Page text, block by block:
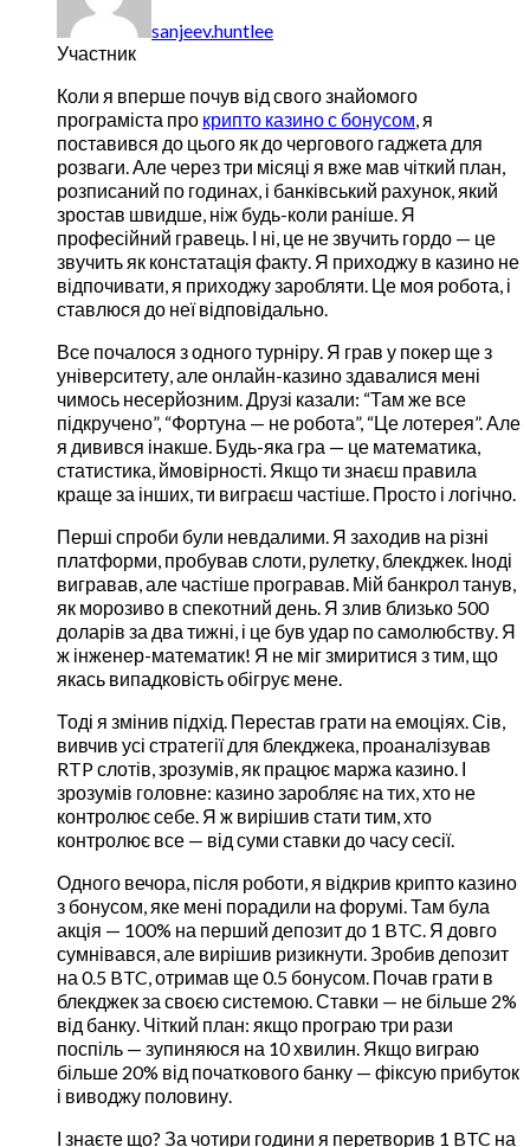
sanjeev.huntlee
Участник
Коли я вперше почув від свого знайомого
програміста про крипто казино с бонусом, я
поставився до цього як до чергового гаджета для
розваги. Але через три місяці я вже мав чіткий план,
розписаний по годинах, і банківський рахунок, який
зростав швидше, ніж будь-коли раніше. Я
професійний гравець. І ні, це не звучить гордо — це
звучить як констатація факту. Я приходжу в казино не
відпочивати, я приходжу заробляти. Це моя робота, і
ставлюся до неї відповідально.
Все почалося з одного турніру. Я грав у покер ще з
університету, але онлайн-казино здавалися мені
чимось несерйозним. Друзі казали: “Там же все
підкручено”, “Фортуна — не робота”, “Це лотерея”. Але
я дивився інакше. Будь-яка гра — це математика,
статистика, ймовірності. Якщо ти знаєш правила
краще за інших, ти виграєш частіше. Просто і логічно.
Перші спроби були невдалими. Я заходив на різні
платформи, пробував слоти, рулетку, блекджек. Іноді
вигравав, але частіше програвав. Мій банкрол танув,
як морозиво в спекотний день. Я злив близько 500
доларів за два тижні, і це був удар по самолюбству. Я
ж інженер-математик! Я не міг змиритися з тим, що
якась випадковість обігрує мене.
Тоді я змінив підхід. Перестав грати на емоціях. Сів,
вивчив усі стратегії для блекджека, проаналізував
RTP слотів, зрозумів, як працює маржа казино. І
зрозумів головне: казино заробляє на тих, хто не
контролює себе. Я ж вирішив стати тим, хто
контролює все — від суми ставки до часу сесії.
Одного вечора, після роботи, я відкрив крипто казино
з бонусом, яке мені порадили на форумі. Там була
акція — 100% на перший депозит до 1 BTC. Я довго
сумнівався, але вирішив ризикнути. Зробив депозит
на 0.5 BTC, отримав ще 0.5 бонусом. Почав грати в
блекджек за своєю системою. Ставки — не більше 2%
від банку. Чіткий план: якщо програю три рази
поспіль — зупиняюся на 10 хвилин. Якщо виграю
більше 20% від початкового банку — фіксую прибуток
і виводжу половину.
І знаєте що? За чотири години я перетворив 1 BTC на